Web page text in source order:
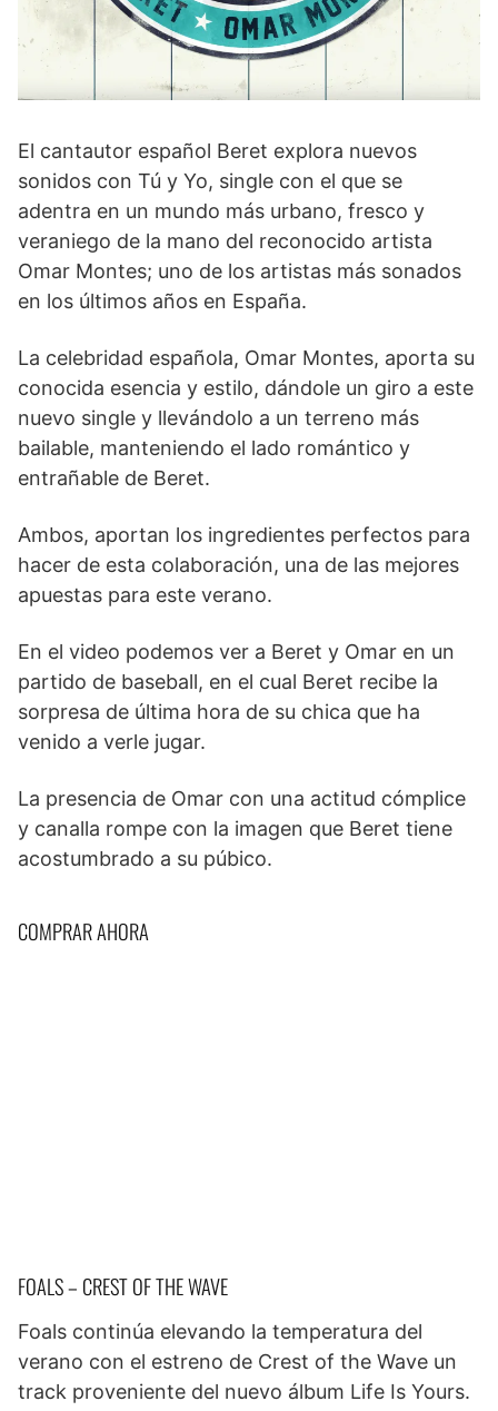
El cantautor español Beret explora nuevos
sonidos con Tú y Yo, single con el que se
adentra en un mundo más urbano, fresco y
veraniego de la mano del reconocido artista
Omar Montes; uno de los artistas más sonados
en los últimos años en España.
La celebridad española, Omar Montes, aporta su
conocida esencia y estilo, dándole un giro a este
nuevo single y llevándolo a un terreno más
bailable, manteniendo el lado romántico y
entrañable de Beret.
Ambos, aportan los ingredientes perfectos para
hacer de esta colaboración, una de las mejores
apuestas para este verano.
En el video podemos ver a Beret y Omar en un
partido de baseball, en el cual Beret recibe la
sorpresa de última hora de su chica que ha
venido a verle jugar.
La presencia de Omar con una actitud cómplice
y canalla rompe con la imagen que Beret tiene
acostumbrado a su púbico.
COMPRAR AHORA
FOALS – CREST OF THE WAVE
Foals continúa elevando la temperatura del
verano con el estreno de Crest of the Wave un
track proveniente del nuevo álbum Life Is Yours.